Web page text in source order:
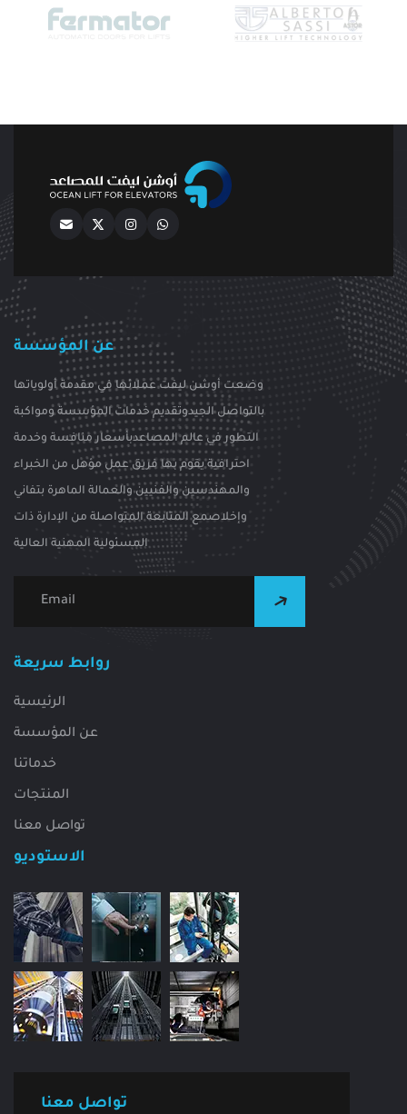
عن المؤسسة
وضعت أوشن ليفت عملائها في مقدمة أولوياتها
بالتواصل الجيدوتقديم خدمات المؤسسة ومواكبة
التطور في عالم المصاعدبأسعار منافسة وخدمة
احترافية يقوم بها فريق عمل مؤهل من الخبراء
والمهندسين والفنيين والعمالة الماهرة بتفاني
وإخلاصمع المتابعة المتواصلة من الإدارة ذات
المسئولية المهنية العالية
روابط سريعة
الرئيسية
عن المؤسسة
خدماتنا
المنتجات
تواصل معنا
الاستوديو
تواصل معنا